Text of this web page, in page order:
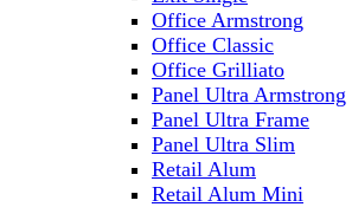
Office Armstrong
Office Classic
Office Grilliato
Panel Ultra Armstrong
Panel Ultra Frame
Panel Ultra Slim
Retail Alum
Retail Alum Mini